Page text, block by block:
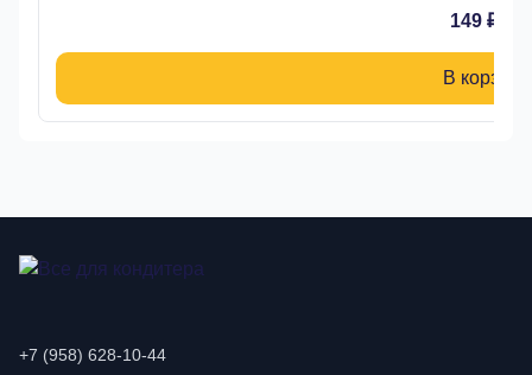
149 ₽
В корзину
+7 (958) 628-10-44